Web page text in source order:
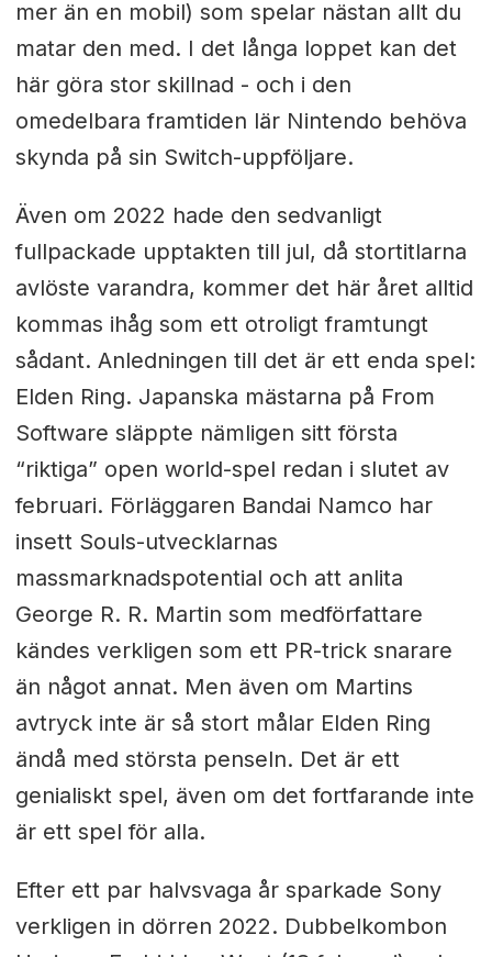
mer än en mobil) som spelar nästan allt du
matar den med. I det långa loppet kan det
här göra stor skillnad - och i den
omedelbara framtiden lär Nintendo behöva
skynda på sin Switch-uppföljare.
Även om 2022 hade den sedvanligt
fullpackade upptakten till jul, då stortitlarna
avlöste varandra, kommer det här året alltid
kommas ihåg som ett otroligt framtungt
sådant. Anledningen till det är ett enda spel:
Elden Ring. Japanska mästarna på From
Software släppte nämligen sitt första
“riktiga” open world-spel redan i slutet av
februari. Förläggaren Bandai Namco har
insett Souls-utvecklarnas
massmarknadspotential och att anlita
George R. R. Martin som medförfattare
kändes verkligen som ett PR-trick snarare
än något annat. Men även om Martins
avtryck inte är så stort målar Elden Ring
ändå med största penseln. Det är ett
genialiskt spel, även om det fortfarande inte
är ett spel för alla.
Efter ett par halvsvaga år sparkade Sony
verkligen in dörren 2022. Dubbelkombon